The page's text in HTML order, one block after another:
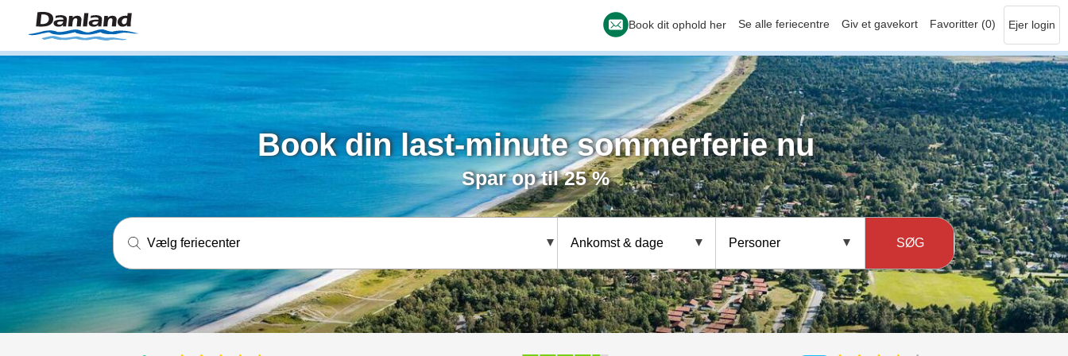
Ejer login
Favoritter (0)
Giv et gavekort
Se alle feriecentre
Book dit ophold her
Book din last-minute sommerferie nu
Spar op til 25 %
Vælg feriecenter Ankomst & dage Personer SØG